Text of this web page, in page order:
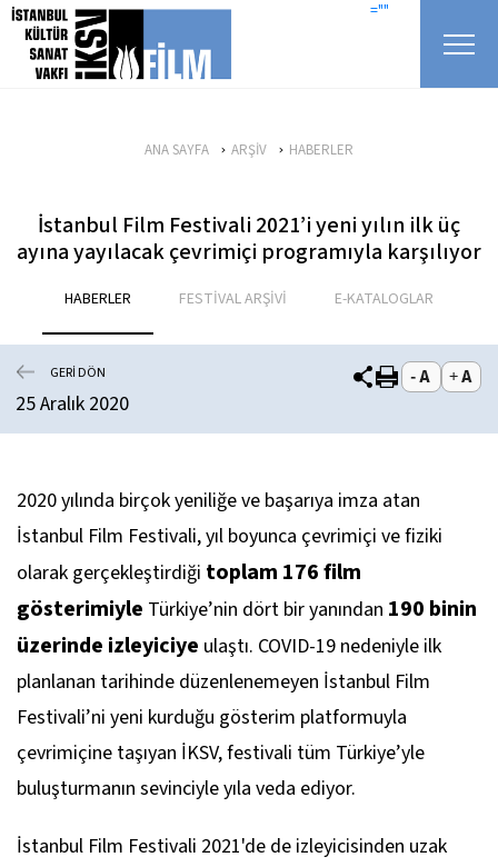
icerigi atla =""
ANA SAYFA ARŞİV HABERLER
İstanbul Film Festivali 2021’i yeni yılın ilk üç
ayına yayılacak çevrimiçi programıyla karşılıyor
HABERLER FESTİVAL ARŞİVİ E-KATALOGLAR
GERİ DÖN
25 Aralık 2020
2020 yılında birçok yeniliğe ve başarıya imza atan
İstanbul Film Festivali, yıl boyunca çevrimiçi ve fiziki
olarak gerçekleştirdiği toplam 176 film
gösterimiyle Türkiye’nin dört bir yanından 190 binin
üzerinde izleyiciye ulaştı. COVID-19 nedeniyle ilk
planlanan tarihinde düzenlenemeyen İstanbul Film
Festivali’ni yeni kurduğu gösterim platformuyla
çevrimiçine taşıyan İKSV, festivali tüm Türkiye’yle
buluşturmanın sevinciyle yıla veda ediyor.
İstanbul Film Festivali 2021'de de izleyicisinden uzak